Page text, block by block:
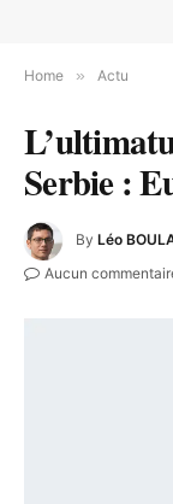
Home » Actu
Serbie :
By Léo
Aucun